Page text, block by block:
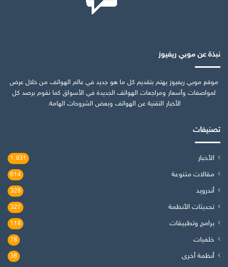
نبذة عن موبي ريفيوز
موقع موبي ريفيوز يهتم بتقديم كل ما هو جديد في عالم الهواتف من خلال عرض
لمواصفات وأسعار ومراجعات الهواتف الجديدة في الأسواق كما نقوم برصد كل
الأخبار التقنية عن الهواتف وبعض الشروحات الهامة.
تصنيفات
الأخبار 1٬931
مقالات متنوعة 614
أندرويد 328
تحديثات الأنظمة 327
برامج وتطبيقات 118
خلفيات 78
أنظمة أخرى 38